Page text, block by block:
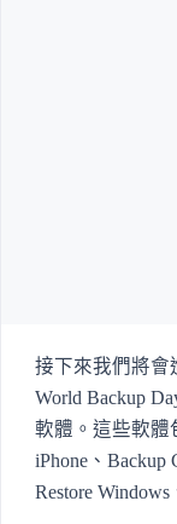
接下來我們將會進一步介
World Backup
軟體。這些軟體
iPhone、Backup
Restore Windows